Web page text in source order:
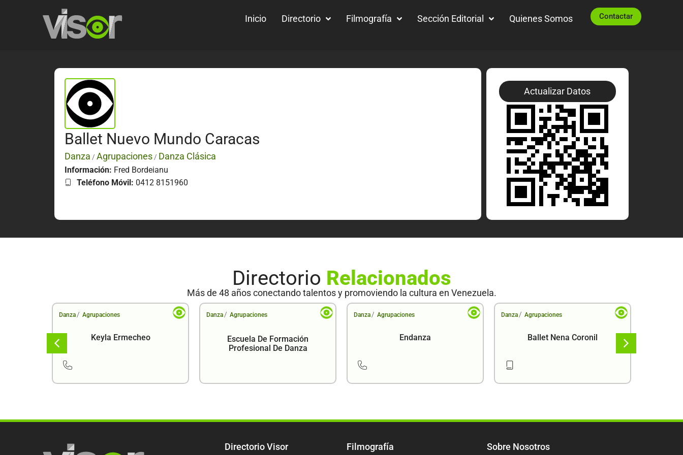
Inicio Directorio Filmografía Sección Editorial Quienes Somos Contactar
Ballet Nuevo Mundo Caracas
Danza / Agrupaciones / Danza Clásica
Información: Fred Bordeianu
Teléfono Móvil: 0412 8151960
Actualizar Datos
Directorio Relacionados
Más de 48 años conectando talentos y promoviendo la cultura en Venezuela.
Danza / Agrupaciones
Keyla Ermecheo
Danza / Agrupaciones
Escuela De Formación
Profesional De Danza
Danza / Agrupaciones
Endanza
Danza / Agrupaciones
Ballet Nena Coronil
Directorio Visor Filmografía Sobre Nosotros